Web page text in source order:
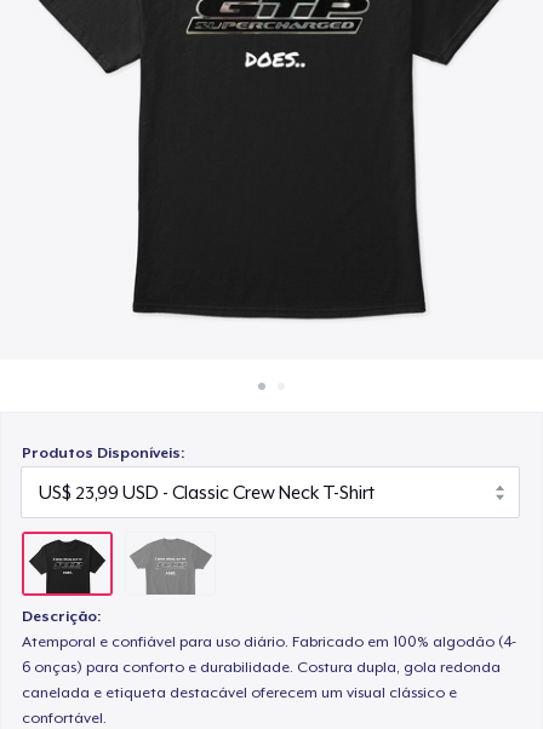
Venda em todo lugar
Produtos Disponíveis:
Descrição:
Atemporal e confiável para uso diário. Fabricado em 100% algodão (4-
6 onças) para conforto e durabilidade. Costura dupla, gola redonda
canelada e etiqueta destacável oferecem um visual clássico e
confortável.